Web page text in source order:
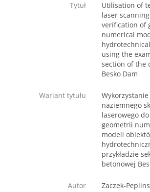
Tytuł
Utilisation of
laser
verification of
numerical
using the
section of the
Besko Dam
Wariant tytułu
Wykorzystanie
naziemnego
laserowego
geometrii
modeli
przykładzie
betonowej
Autor
Zaczek-